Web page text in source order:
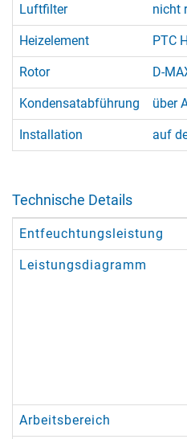
Luftfilter nicht
Heizelement PTC
Rotor D-
Kondensatabführung über
Installation auf
Technische Details
Entfeuchtungsleistung
Leistungsdiagramm
Arbeitsbereich